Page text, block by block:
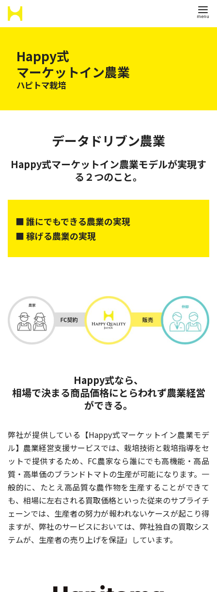
移
Happy式
マーケットイン農業
ハピトマ栽培
データドリブン農業
Happy式マーケットイン農業モデルが実現す
る２つのこと。
■ 誰にでもできる農業の実現
■ 稼げる農業の実現
Happy式なら、
相場で決まる商品価格にとらわれず農業経営
ができる。
弊社が提供している【Happy式マーケットイン農業モデ
ル】農業経営支援サービスでは、栽培技術と栽培指導をセ
ットで提供するため、FC農家なら誰にでも高機能・高品
質・高単価のブランドトマトの生産が可能になります。一
般的に、たとえ高品質な農作物を生産することができて
も、相場に左右される買取価格といった従来のサプライチ
ェーンでは、生産者の努力が報われないケースが起こり得
ますが、弊社のサービスにおいては、弊社独自の買取シス
テムが、生産者の売り上げを保証」しています。